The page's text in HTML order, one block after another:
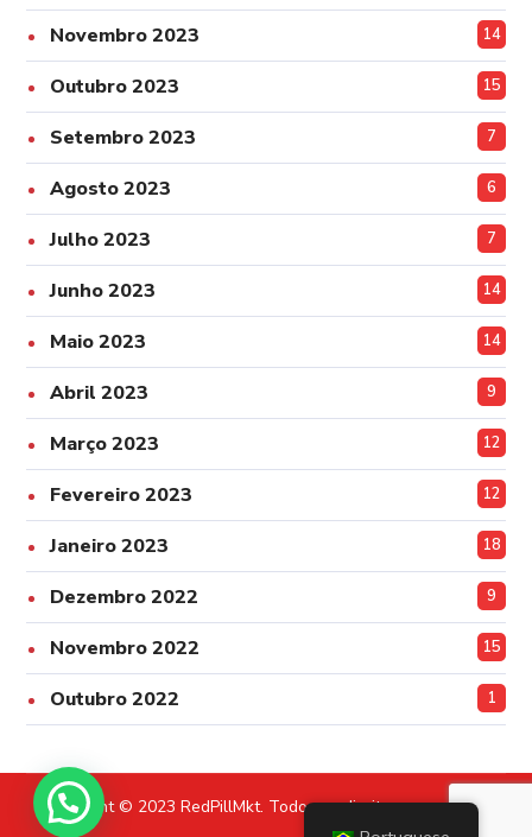
Novembro 2023 14
Outubro 2023 15
Setembro 2023 7
Agosto 2023 6
Julho 2023 7
Junho 2023 14
Maio 2023 14
Abril 2023 9
Março 2023 12
Fevereiro 2023 12
Janeiro 2023 18
Dezembro 2022 9
Novembro 2022 15
Outubro 2022 1
Copyright © 2023 RedPillMkt. Todos os direitos reservados.